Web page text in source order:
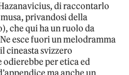
di raccontarlo
privandosi della
che qui ha un ruolo da
esce fuori un melodramma
cineasta svizzero
odierebbe per etica ed